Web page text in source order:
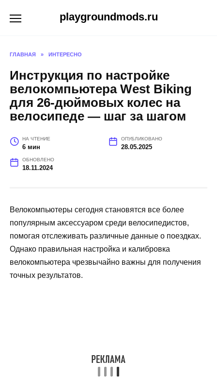
playgroundmods.ru
ГЛАВНАЯ » ИНТЕРЕСНО
Инструкция по настройке
велокомпьютера West Biking
для 26-дюймовых колес на
велосипеде — шаг за шагом
НА ЧТЕНИЕ
6 мин
ОПУБЛИКОВАНО
28.05.2025
ОБНОВЛЕНО
18.11.2024
Велокомпьютеры сегодня становятся все более
популярным аксессуаром среди велосипедистов,
помогая отслеживать различные данные о поездках.
Однако правильная настройка и калибровка
велокомпьютера чрезвычайно важны для получения
точных результатов.